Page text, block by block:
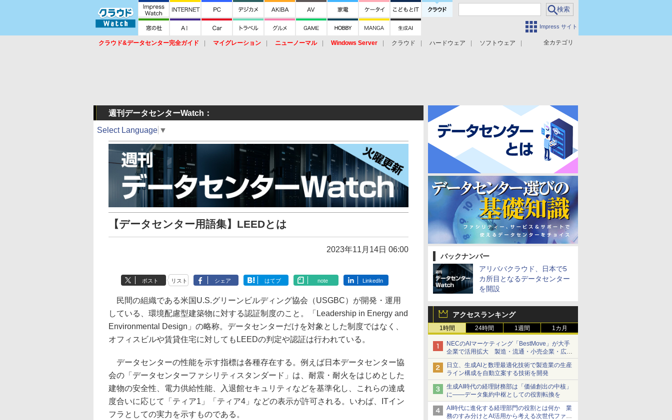
Impress サイト
全カテゴリ
クラウド&データセンター完全ガイド マイグレーション ニューノーマル Windows Server クラウド ハードウェア
ソフトウェア
バックナンバー
アリババクラウド、日本で5
カ所目となるデータセンター
を開設
アクセスランキング
1時間 24時間 1週間 1カ月
NECのAIマーケティング「BestMove」が大手
企業で活用拡大 製造・流通・小売企業・広告
代理店などが実装フェーズへ
日立、生成AIと数理最適化技術で製造業の生産
ライン構成を自動立案する技術を開発
生成AI時代の経理財務部は「価値創出の中核」
に――データ集約中枢としての役割転換を
AI時代に進化する経理部門の役割とは何か 業
務のすみ分けとAI活用から考える次世代ファイ
週刊データセンターWatch：
Select Language ▼
【データセンター用語集】LEEDとは
2023年11月14日 06:00
ポスト リスト シェア はてブ note LinkedIn
民間の組織である米国U.S.グリーンビルディング協会（USGBC）が開発・運用
している、環境配慮型建築物に対する認証制度のこと。「Leadership in Energy and
Environmental Design」の略称。データセンターだけを対象とした制度ではなく、
オフィスビルや賃貸住宅に対してもLEEDの判定や認証は行われている。
データセンターの性能を示す指標は各種存在する。例えば日本データセンター協
会の「データセンターファシリティスタンダード」は、耐震・耐火をはじめとした
建物の安全性、電力供給性能、入退館セキュリティなどを基準化し、これらの達成
度合いに応じて「ティア1」「ティア4」などの表示が許可される。いわば、ITイン
フラとしての実力を示すものである。